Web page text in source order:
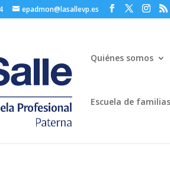
epadmon@lasallevp.es
Quiénes somos
Escuela de familias